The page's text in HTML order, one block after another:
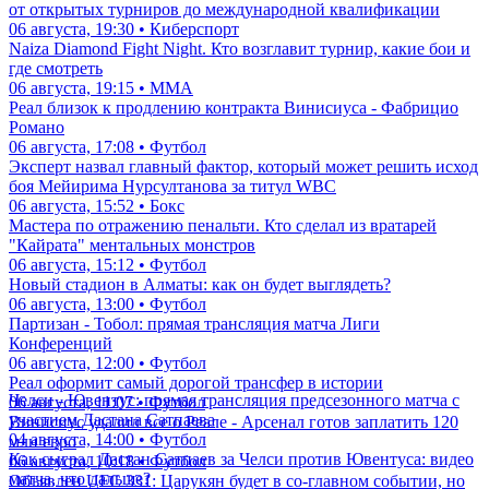
от открытых турниров до международной квалификации
06 августа, 19:30 • Киберспорт
Naiza Diamond Fight Night. Кто возглавит турнир, какие бои и
где смотреть
06 августа, 19:15 • ММА
Реал близок к продлению контракта Винисиуса - Фабрицио
Романо
06 августа, 17:08 • Футбол
Эксперт назвал главный фактор, который может решить исход
боя Мейирима Нурсултанова за титул WBC
06 августа, 15:52 • Бокс
Мастера по отражению пенальти. Кто сделал из вратарей
"Кайрата" ментальных монстров
06 августа, 15:12 • Футбол
Новый стадион в Алматы: как он будет выглядеть?
06 августа, 13:00 • Футбол
Партизан - Тобол: прямая трансляция матча Лиги
Конференций
06 августа, 12:00 • Футбол
Реал оформит самый дорогой трансфер в истории
06 августа, 11:07 • Футбол
Винисиус удалил все о Реале - Арсенал готов заплатить 120
млн евро
06 августа, 10:18 • Футбол
Объявлен UFC 331: Царукян будет в со-главном событии, но
Челси - Ювентус: прямая трансляция предсезонного матча с
участием Дастана Сатпаева
04 августа, 14:00 • Футбол
Как сыграл Дастан Сатпаев за Челси против Ювентуса: видео
матча, что дальше?